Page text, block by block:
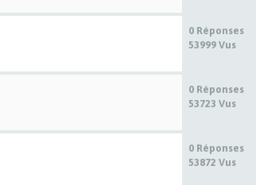
0 Réponses
53999 Vus
0 Réponses
53723 Vus
0 Réponses
53872 Vus